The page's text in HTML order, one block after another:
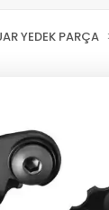
YEDEK PARÇA